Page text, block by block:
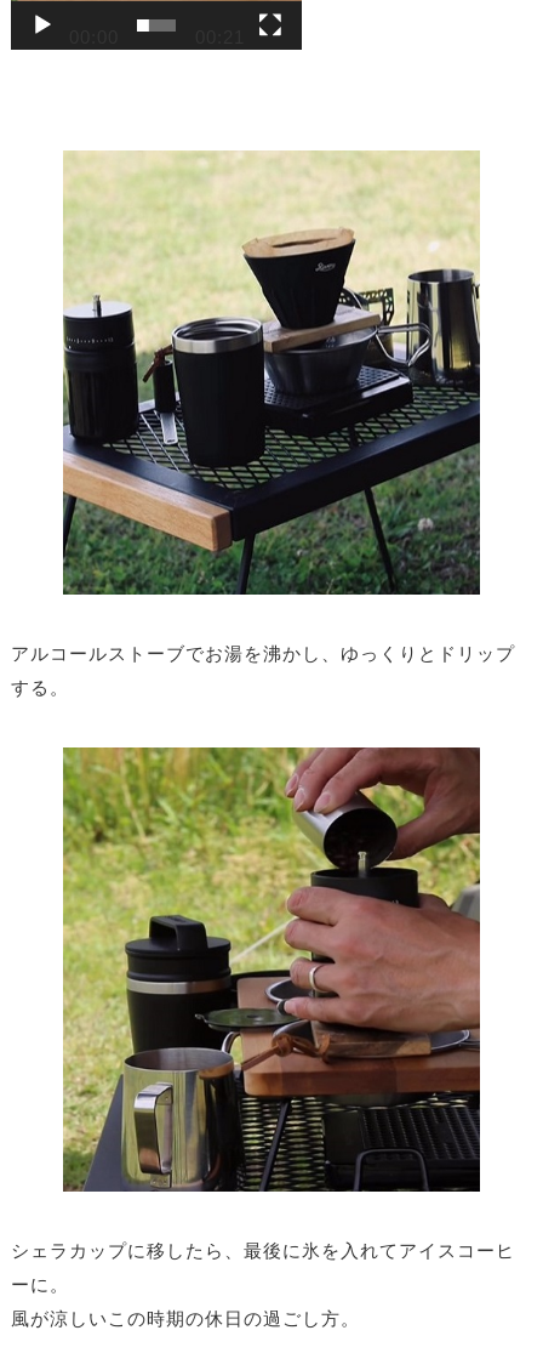
アルコールストーブでお湯を沸かし、ゆっくりとドリップ
する。
シェラカップに移したら、最後に氷を入れてアイスコーヒ
ーに。
風が涼しいこの時期の休日の過ごし方。